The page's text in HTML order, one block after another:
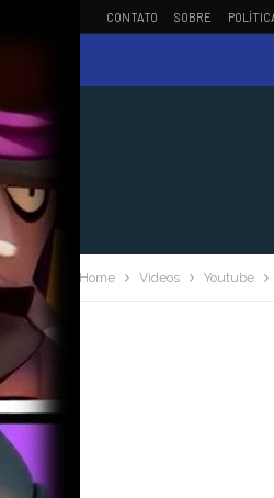
CONTATO SOBRE
Home Videos Youtube